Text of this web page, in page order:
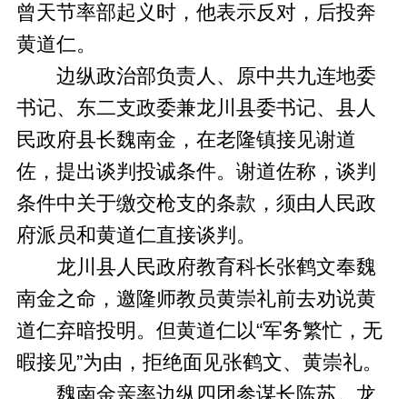
曾天节率部起义时，他表示反对，后投奔
黄道仁。
边纵政治部负责人、原中共九连地委
书记、东二支政委兼龙川县委书记、县人
民政府县长魏南金，在老隆镇接见谢道
佐，提出谈判投诚条件。谢道佐称，谈判
条件中关于缴交枪支的条款，须由人民政
府派员和黄道仁直接谈判。
龙川县人民政府教育科长张鹤文奉魏
南金之命，邀隆师教员黄崇礼前去劝说黄
道仁弃暗投明。但黄道仁以“军务繁忙，无
暇接见”为由，拒绝面见张鹤文、黄崇礼。
魏南金亲率边纵四团参谋长陈苏、龙